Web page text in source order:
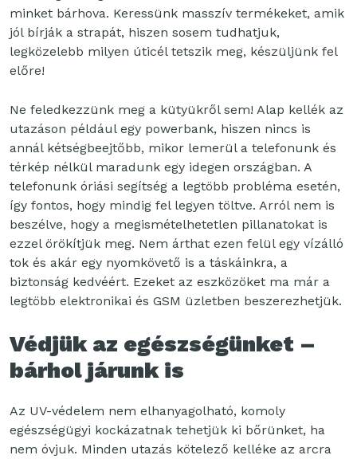
minket bárhova. Keressünk masszív termékeket, amik
jól bírják a strapát, hiszen sosem tudhatjuk,
legközelebb milyen úticél tetszik meg, készüljünk fel
előre!
Ne feledkezzünk meg a kütyükről sem! Alap kellék az
utazáson például egy powerbank, hiszen nincs is
annál kétségbeejtőbb, mikor lemerül a telefonunk és
térkép nélkül maradunk egy idegen országban. A
telefonunk óriási segítség a legtöbb probléma esetén,
így fontos, hogy mindig fel legyen töltve. Arról nem is
beszélve, hogy a megismételhetetlen pillanatokat is
ezzel örökítjük meg. Nem árthat ezen felül egy vízálló
tok és akár egy nyomkövető is a táskáinkra, a
biztonság kedvéért. Ezeket az eszközöket ma már a
legtöbb elektronikai és GSM üzletben beszerezhetjük.
Védjük az egészségünket –
bárhol járunk is
Az UV-védelem nem elhanyagolható, komoly
egészségügyi kockázatnak tehetjük ki bőrünket, ha
nem óvjuk. Minden utazás kötelező kelléke az arcra